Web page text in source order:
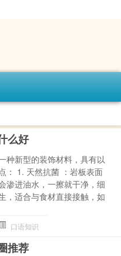
么好
种新型的装饰材料，具有以
： 1. 天然抗菌 ：岩板表面
渗进油水，一擦就干净，细
，适合与食材直接接触，如
口语知识
推荐